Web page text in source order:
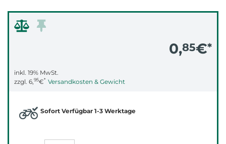
0,85€*
inkl. 19% MwSt.
zzgl. 6,95€* Versandkosten & Gewicht
Sofort Verfügbar 1-3 Werktage